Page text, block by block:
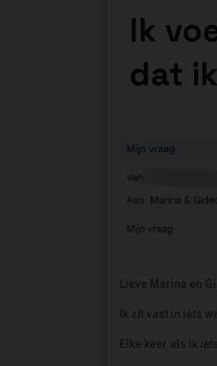
Ik
dat
Lieve Marina en
Ik zit vast in iets
Elke keer als ik